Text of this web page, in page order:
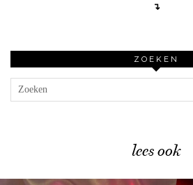
↴
ZOEKEN
lees ook